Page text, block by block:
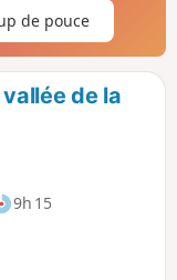
de pouce
de la
9h 15